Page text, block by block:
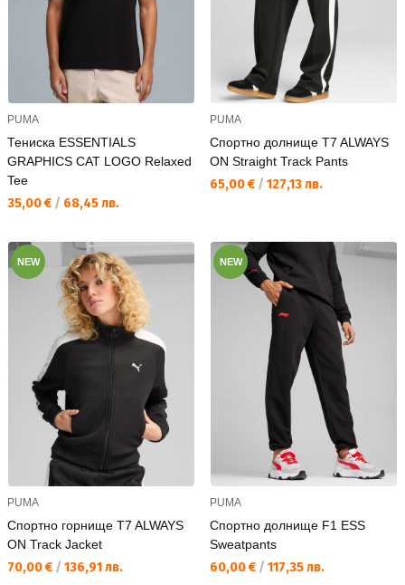
PUMA
Тениска ESSENTIALS
GRAPHICS CAT LOGO Relaxed
Tee
Текуща цена:
35,00 € / 68,45 лв.
PUMA
Спортно долнище T7 ALWAYS
ON Straight Track Pants
Текуща цена:
65,00 € / 127,13 лв.
NEW
PUMA
Спортно горнище T7 ALWAYS
ON Track Jacket
Текуща цена:
70,00 € / 136,91 лв.
NEW
PUMA
Спортно долнище F1 ESS
Sweatpants
Текуща цена:
60,00 € / 117,35 лв.